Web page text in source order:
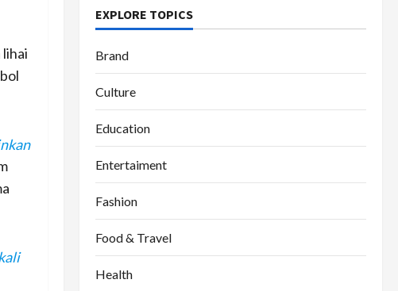
EXPLORE TOPICS
Brand
Culture
Education
Entertaiment
Fashion
Food & Travel
Health